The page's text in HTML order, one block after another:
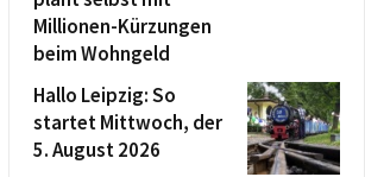
Millionen-Kürzungen
beim Wohngeld
Hallo Leipzig: So
startet Mittwoch, der
5. August 2026